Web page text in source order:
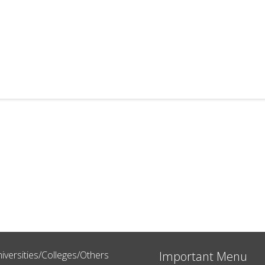
Colleges/Others Important Menu